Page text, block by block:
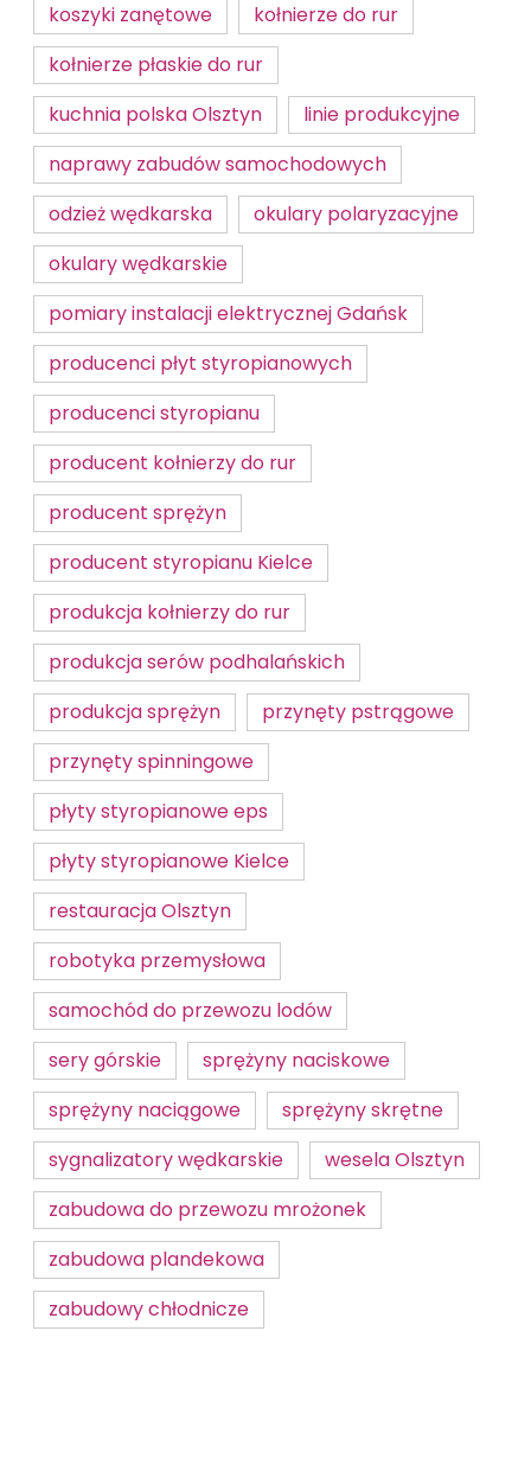
koszyki zanętowe
kołnierze do rur
kołnierze płaskie do rur
kuchnia polska Olsztyn
linie produkcyjne
naprawy zabudów samochodowych
odzież wędkarska
okulary polaryzacyjne
okulary wędkarskie
pomiary instalacji elektrycznej Gdańsk
producenci płyt styropianowych
producenci styropianu
producent kołnierzy do rur
producent sprężyn
producent styropianu Kielce
produkcja kołnierzy do rur
produkcja serów podhalańskich
produkcja sprężyn
przynęty pstrągowe
przynęty spinningowe
płyty styropianowe eps
płyty styropianowe Kielce
restauracja Olsztyn
robotyka przemysłowa
samochód do przewozu lodów
sery górskie
sprężyny naciskowe
sprężyny naciągowe
sprężyny skrętne
sygnalizatory wędkarskie
wesela Olsztyn
zabudowa do przewozu mrożonek
zabudowa plandekowa
zabudowy chłodnicze